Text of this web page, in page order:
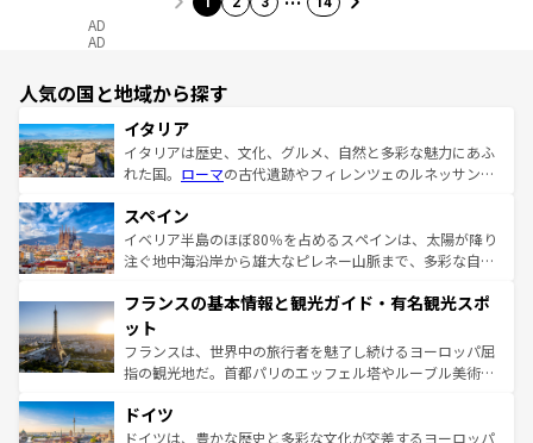
AD
AD
人気の国と地域から探す
イタリア
イタリアは歴史、文化、グルメ、自然と多彩な魅力にあふ
れた国。 ローマの古代遺跡やフィレンツェのルネッサンス
ろん、トスカーナの美しい田園風景やアマルフィ海岸の絶
景など、自然景観も見逃せない。観光の合間には、本場の
ピザやパスタなど、絶品のイタリア料理を堪能することも
ませてくれるイタリアで、忘れられない旅をしてみよう！
なお、新着のイタリア情報は
しい。
スペイン
イベリア半島のほぼ80％を占めるスペインは、太陽が降り
注ぐ地中海沿岸から雄大なピレネー山脈まで、多彩な自然
文化が根付くこの国では、情熱的なフラメンコ、熱気あふ
れる闘牛、そして美味しいタパスが生活の一部となってい
る。首都マドリードの洗練された雰囲気や、バルセロナの
アートに溢れた街角から、地方では古代ローマ遺跡や中世
せる。地方によって風土や気候が異なるスペインはその個
性で訪れる人を魅了する。 なお、新着のスペイン情報は コ
フランスの基本情報と観光ガイド・有名観光スポ
ット
フランスは、世界中の旅行者を魅了し続けるヨーロッパ屈
指の観光地だ。首都パリのエッフェル塔やルーブル美術館
で、幅広い魅力が詰まっている。華麗な宮殿、歴史的な大
聖堂、美しいビーチ、そして豊かな自然が、訪れる者を心
ドイツ
ドイツは、豊かな歴史と多彩な文化が交差するヨーロッパ